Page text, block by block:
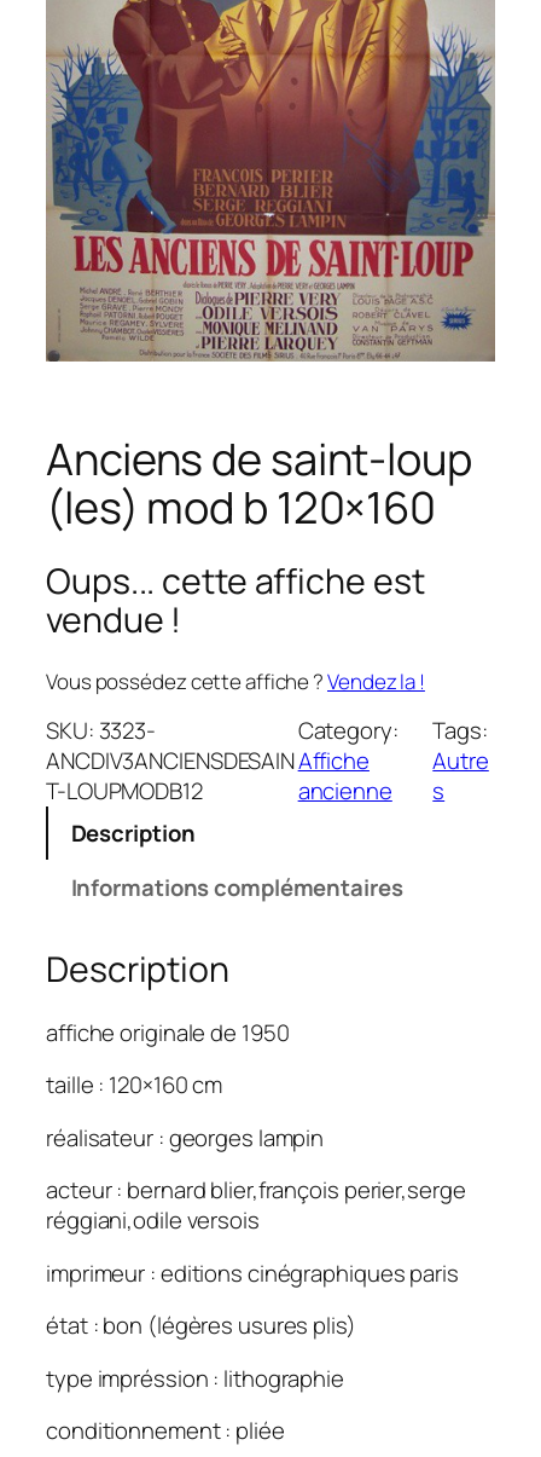
Anciens de saint-loup
(les) mod b 120×160
Oups... cette affiche est
vendue !
Vous possédez cette affiche ?Vendez la !
SKU: 3323-
ANCDIV3ANCIENSDESAIN
T-LOUPMODB12
Category:
Affiche
ancienne
Tags:
Autre
s
Description
Informations complémentaires
Description
affiche originale de 1950
taille : 120×160 cm
réalisateur : georges lampin
acteur : bernard blier,françois perier,serge
réggiani,odile versois
imprimeur : editions cinégraphiques paris
état : bon (légères usures plis)
type impréssion : lithographie
conditionnement : pliée